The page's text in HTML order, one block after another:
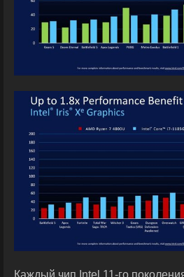
Каждый чип Intel 11-го